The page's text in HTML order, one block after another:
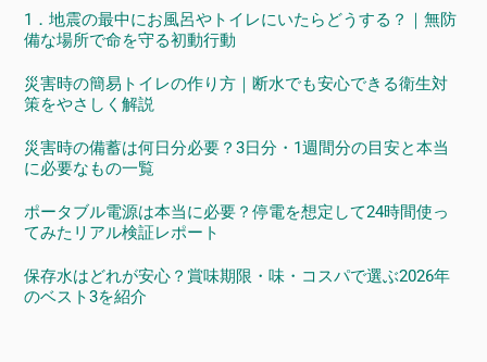
1．地震の最中にお風呂やトイレにいたらどうする？｜無防
備な場所で命を守る初動行動
災害時の簡易トイレの作り方｜断水でも安心できる衛生対
策をやさしく解説
災害時の備蓄は何日分必要？3日分・1週間分の目安と本当
に必要なもの一覧
ポータブル電源は本当に必要？停電を想定して24時間使っ
てみたリアル検証レポート
保存水はどれが安心？賞味期限・味・コスパで選ぶ2026年
のベスト3を紹介